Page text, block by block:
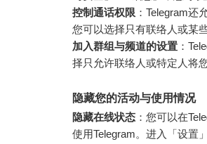
控制通话权限 ：Telegram还
您可以选择只有联络人或某
加入群组与频道的设置 ：
择只允许联络人或特定人将
隐藏您的活动与使用情况
隐藏在线状态 ：您可以在
使用Telegram。进入「设置